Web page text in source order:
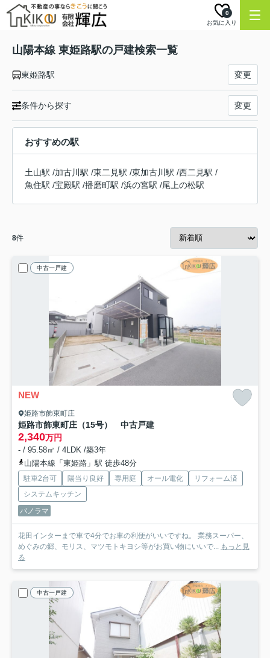
お気に入り
0
山陽本線 東姫路駅の戸建検索一覧
東姫路駅 変更
条件から探す 変更
おすすめの駅
土山駅 /加古川駅 /東二見駅 /東加古川駅 /西二見駅 /
魚住駅 /宝殿駅 /播磨町駅 /浜の宮駅 /尾上の松駅
8件
中古一戸建
NEW
姫路市飾東町庄
姫路市飾東町庄（15号） 中古戸建
2,340万円
- / 95.58㎡ / 4LDK /築3年
山陽本線「東姫路」駅 徒歩48分
駐車2台可 陽当り良好 専用庭 オール電化
リフォーム済
システムキッチン
パノラマ
花田インターまで車で4分でお車の利便がいいですね。 業務スーパー、
めぐみの郷、モリス、マツモトキヨシ等がお買い物にいいで... もっと見
る
中古一戸建